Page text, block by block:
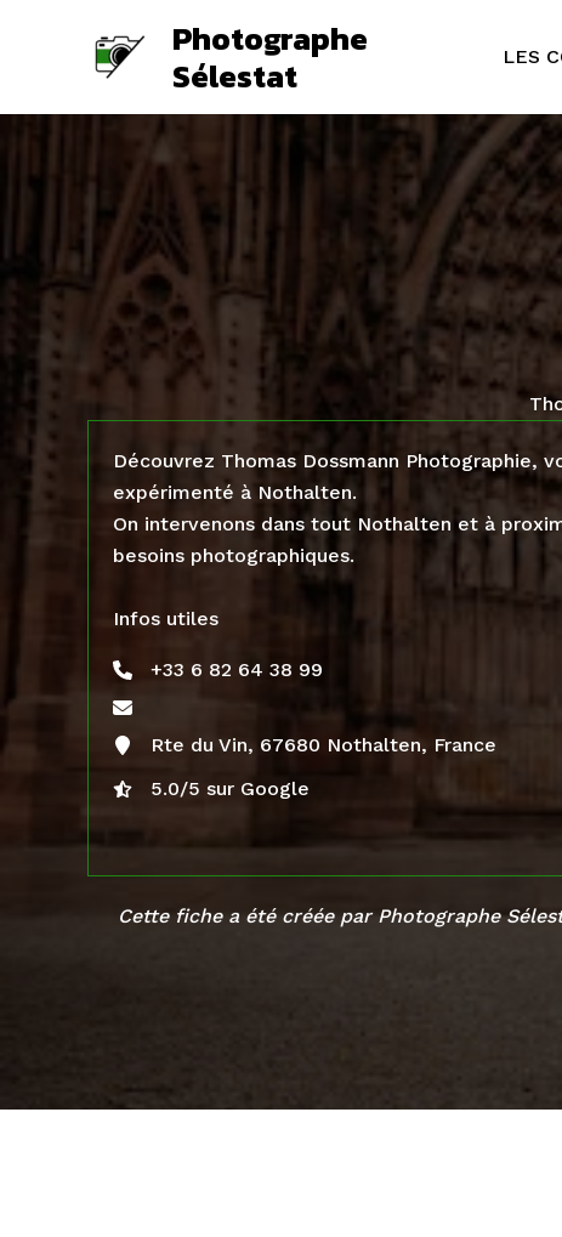
Photographe
Sélestat LES
Découvrez Thomas Dossmann Photographie,
expérimenté à Nothalten.
On intervenons dans tout Nothalten et à
besoins photographiques.
Infos utiles
+33 6 82 64 38 99
Rte du Vin, 67680 Nothalten, France
5.0/5 sur Google
Cette fiche a été créée par Photographe